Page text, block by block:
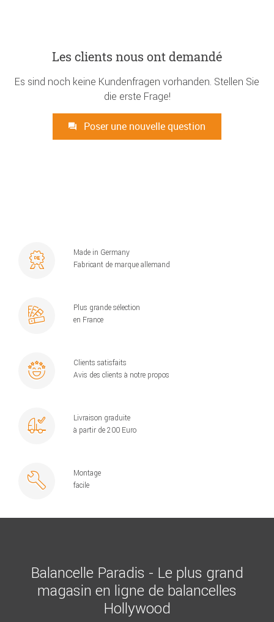
Les clients nous ont demandé
Es sind noch keine Kundenfragen vorhanden. Stellen Sie
die erste Frage!
Poser une nouvelle question
Made in Germany
Fabricant de marque allemand
Plus grande sélection
en France
Clients satisfaits
Avis des clients à notre propos
Livraison graduite
à partir de 200 Euro
Montage
facile
Balancelle Paradis - Le plus grand
magasin en ligne de balancelles
Hollywood